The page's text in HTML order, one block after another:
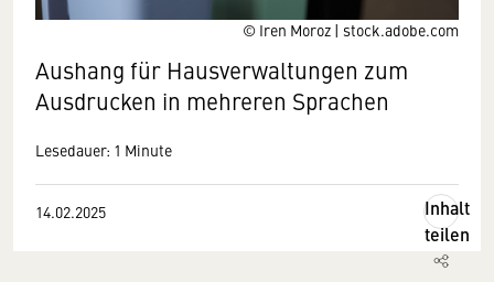
© Iren Moroz | stock.adobe.com
Aushang für Hausverwaltungen zum
Ausdrucken in mehreren Sprachen
Lesedauer: 1 Minute
14.02.2025
Inhalt
teilen